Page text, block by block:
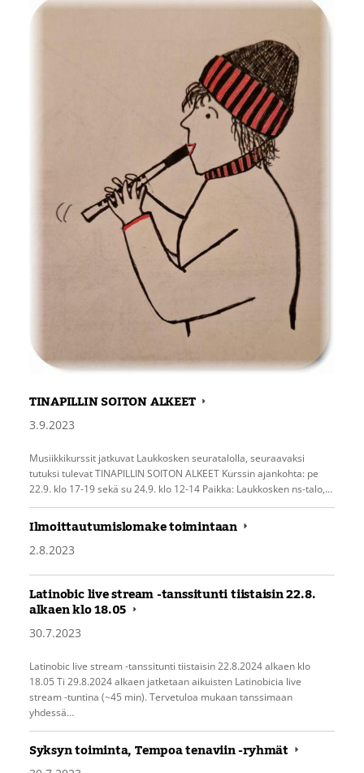
TINAPILLIN SOITON ALKEET
3.9.2023
Musiikkikurssit jatkuvat Laukkosken seuratalolla, seuraavaksi
tutuksi tulevat TINAPILLIN SOITON ALKEET Kurssin ajankohta: pe
22.9. klo 17-19 sekä su 24.9. klo 12-14 Paikka: Laukkosken ns-talo,…
Ilmoittautumislomake toimintaan
2.8.2023
Latinobic live stream -tanssitunti tiistaisin 22.8.
alkaen klo 18.05
30.7.2023
Latinobic live stream -tanssitunti tiistaisin 22.8.2024 alkaen klo
18.05 Ti 29.8.2024 alkaen jatketaan aikuisten Latinobicia live
stream -tuntina (~45 min). Tervetuloa mukaan tanssimaan
yhdessä…
Syksyn toiminta, Tempoa tenaviin -ryhmät